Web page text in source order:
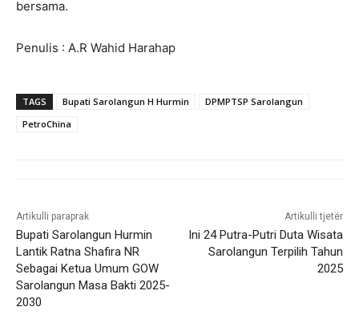
bersama.
Penulis : A.R Wahid Harahap
TAGS Bupati Sarolangun H Hurmin
DPMPTSP Sarolangun
PetroChina
Artikulli paraprak
Bupati Sarolangun Hurmin
Lantik Ratna Shafira NR
Sebagai Ketua Umum GOW
Sarolangun Masa Bakti 2025-
2030
Artikulli tjetër
Ini 24 Putra-Putri Duta Wisata
Sarolangun Terpilih Tahun
2025